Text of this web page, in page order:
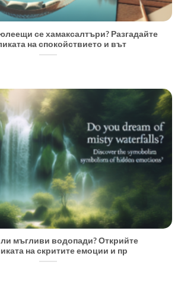
се хамаксалтъри? Разгадайте
на спокойствието и вът
мъгливи водопади? Открийте
на скритите емоции и пр